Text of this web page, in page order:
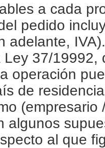
a cada
pedido
adelante,
37/
operación
de
algunos
al que